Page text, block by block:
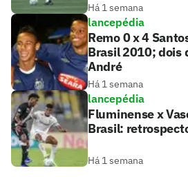
Há 1 semana
lancepédia
Remo 0 x 4
Brasil 2010; dois
André
Há 1 semana
lancepédia
Fluminense x
Brasil:
Há 1 semana